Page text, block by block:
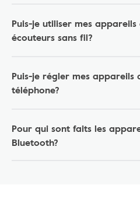
Puis-je utiliser mes
écouteurs sans fil?
Puis-je régler mes appareils
téléphone?
Pour qui sont faits les
Bluetooth?